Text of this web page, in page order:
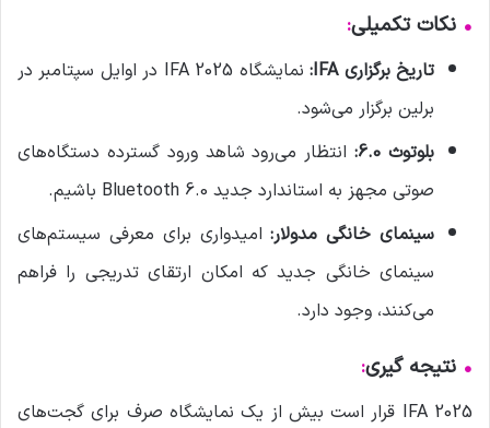
• نکات تکمیلی:
تاریخ برگزاری IFA:
نمایشگاه IFA 2025 در اوایل سپتامبر در
برلین برگزار می‌شود.
بلوتوث 6.0:
انتظار می‌رود شاهد ورود گسترده دستگاه‌های
صوتی مجهز به استاندارد جدید Bluetooth 6.0 باشیم.
سینمای خانگی مدولار:امیدواری برای معرفی سیستم‌های
سینمای خانگی جدید که امکان ارتقای تدریجی را فراهم
می‌کنند، وجود دارد.
• نتیجه گیری:
IFA 2025 قرار است بیش از یک نمایشگاه صرف برای گجت‌های